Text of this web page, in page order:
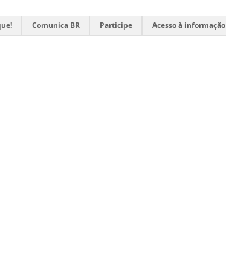
Comunica BR Participe Acesso à informação